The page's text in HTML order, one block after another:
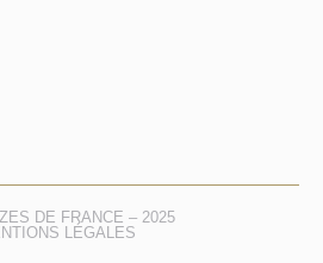
DE FRANCE – 2025
LÉGALES